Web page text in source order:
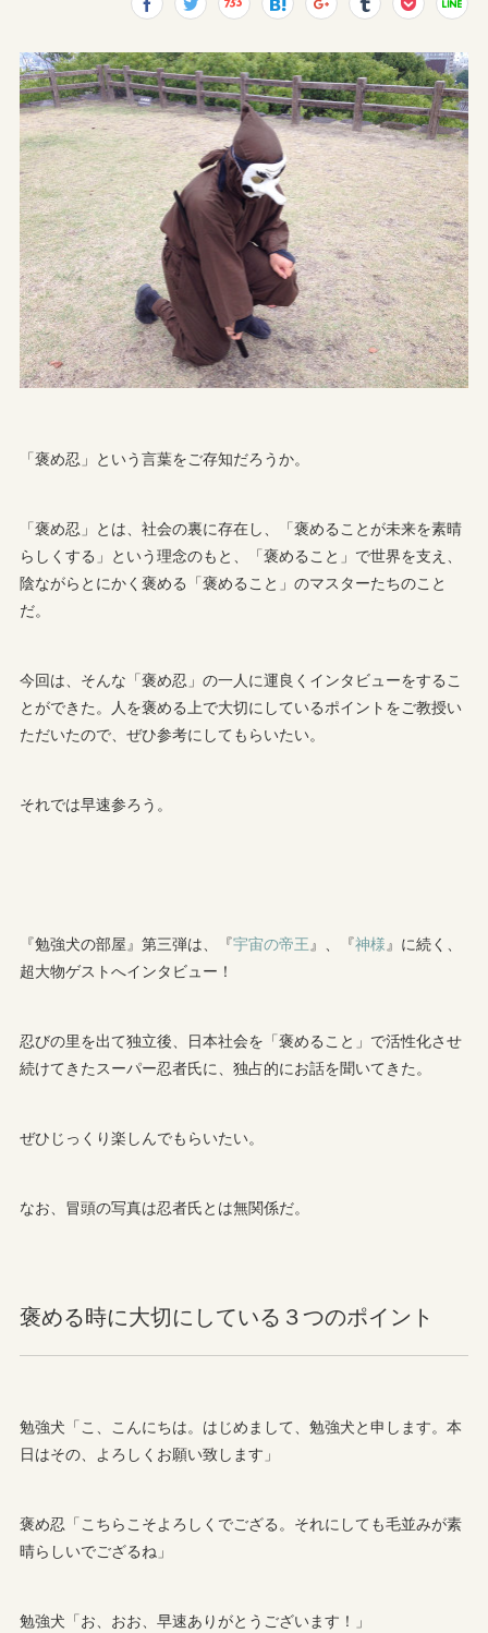
「褒め忍」という言葉をご存知だろうか。
「褒め忍」とは、社会の裏に存在し、「褒めることが未来を素晴
らしくする」という理念のもと、「褒めること」で世界を支え、
陰ながらとにかく褒める「褒めること」のマスターたちのこと
だ。
今回は、そんな「褒め忍」の一人に運良くインタビューをするこ
とができた。人を褒める上で大切にしているポイントをご教授い
ただいたので、ぜひ参考にしてもらいたい。
それでは早速参ろう。
『勉強犬の部屋』第三弾は、『宇宙の帝王』、『神様』に続く、
超大物ゲストへインタビュー！
忍びの里を出て独立後、日本社会を「褒めること」で活性化させ
続けてきたスーパー忍者氏に、独占的にお話を聞いてきた。
ぜひじっくり楽しんでもらいたい。
なお、冒頭の写真は忍者氏とは無関係だ。
褒める時に大切にしている３つのポイント
勉強犬「こ、こんにちは。はじめまして、勉強犬と申します。本
日はその、よろしくお願い致します」
褒め忍「こちらこそよろしくでござる。それにしても毛並みが素
晴らしいでござるね」
勉強犬「お、おお、早速ありがとうございます！」